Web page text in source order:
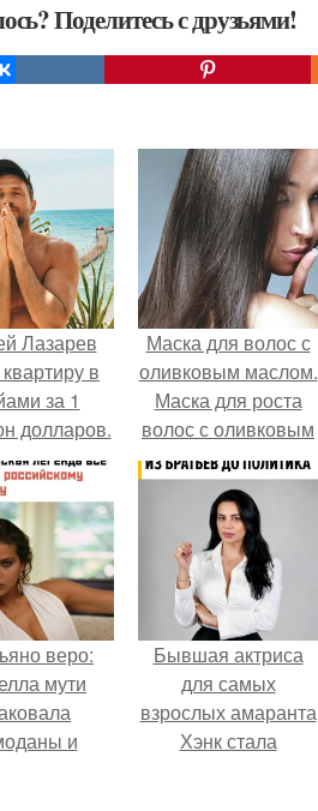
Поделитесь с друзьями!
Лазарев
в
за 1
долларов.
Маска для волос с
оливковым маслом.
Маска для роста
волос с оливковым
маслом
веро:
мути
и
Бывшая актриса
для самых
взрослых амаранта
Хэнк стала